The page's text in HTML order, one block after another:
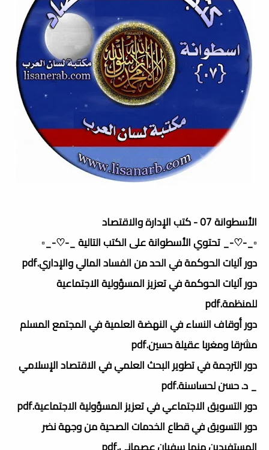
الأسطوانة 07 - كتب الإدارة والاقتصاد
▫️_-♡-_ تحتوي الأسطوانة على الكتب التالية _-♡-_▫️
دور آليات الحوكمة في الحد من الفساد المالي والإداري.pdf
دور آليات الحوكمة في تعزيز المسؤولية الاجتماعية
للمنظمة.pdf
دور أوقاف النساء في النهضة العلمية في المجتمع المسلم
مشرقا ومغربا عقيلة حسين.pdf
دور الترجمة في تطوير البحث العلمي في الاقتصاد الإسلامي
_ د. حسن لحساسنة.pdf
دور التسويق الاجتماعي في تعزيز المسؤولية الاجتماعية.pdf
دور التسويق في قطاع الخدمات الصحية من وجهة نضر